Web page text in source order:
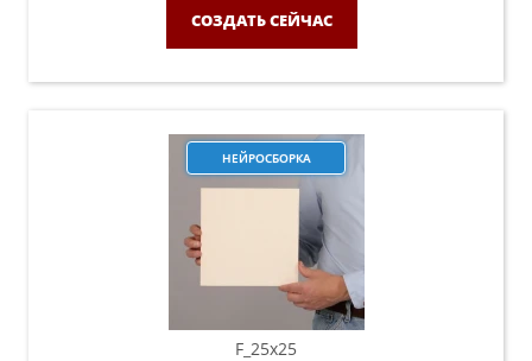
СОЗДАТЬ СЕЙЧАС
НЕЙРОСБОРКА
F_25х25